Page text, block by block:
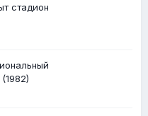
стадион